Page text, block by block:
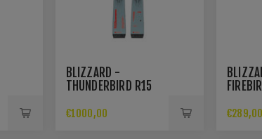
BLIZZARD -
THUNDERBIRD R15
MARKER XCELL12
€1000,00 €289,00